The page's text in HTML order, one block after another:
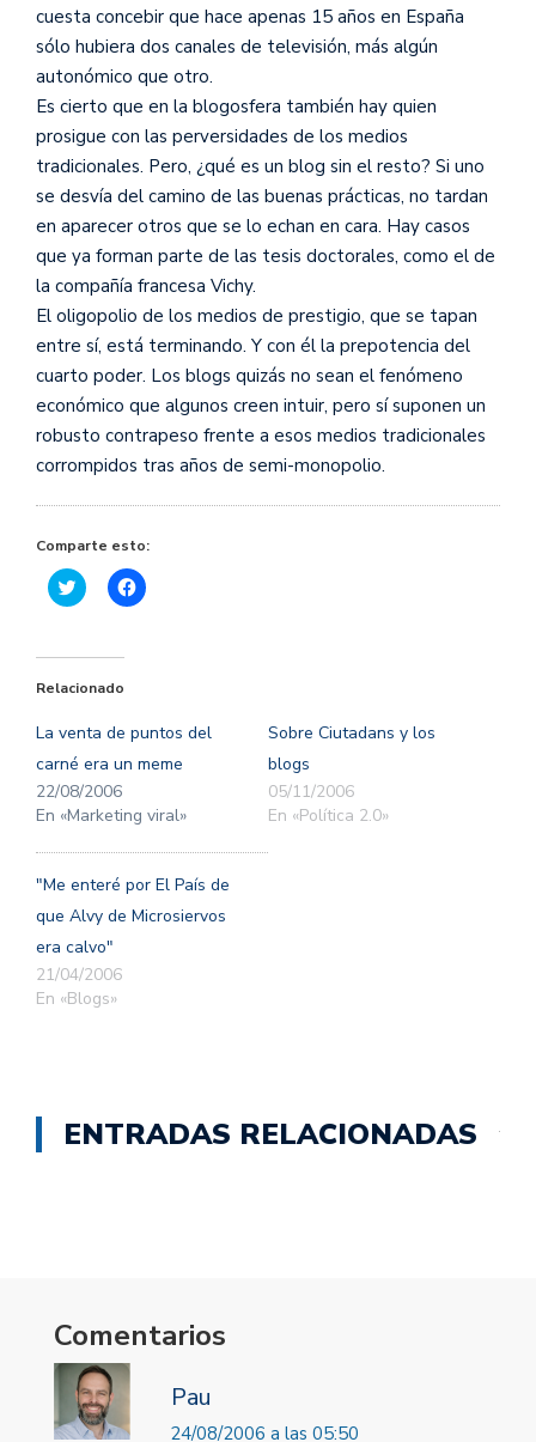
cuesta concebir que hace apenas 15 años en España
sólo hubiera dos canales de televisión, más algún
autonómico que otro.
Es cierto que en la blogosfera también hay quien
prosigue con las perversidades de los medios
tradicionales. Pero, ¿qué es un blog sin el resto? Si uno
se desvía del camino de las buenas prácticas, no tardan
en aparecer otros que se lo echan en cara. Hay casos
que ya forman parte de las tesis doctorales, como el de
la compañía francesa Vichy.
El oligopolio de los medios de prestigio, que se tapan
entre sí, está terminando. Y con él la prepotencia del
cuarto poder. Los blogs quizás no sean el fenómeno
económico que algunos creen intuir, pero sí suponen un
robusto contrapeso frente a esos medios tradicionales
corrompidos tras años de semi-monopolio.
Comparte esto:
Haz
clic
Twitter
abre
una
ventana
nueva)
Haz
clic
una
ventana
Relacionado
La venta de puntos del
carné era un meme
22/08/2006
En «Marketing viral»
Sobre Ciutadans y los
blogs
05/11/2006
En «Política 2.0»
"Me enteré por El País de
que Alvy de Microsiervos
era calvo"
21/04/2006
En «Blogs»
ENTRADAS RELACIONADAS
Comentarios
Pau
24/08/2006 a las 05:50